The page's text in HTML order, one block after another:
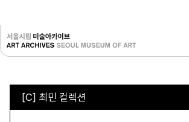
[C] 최민 컬렉션